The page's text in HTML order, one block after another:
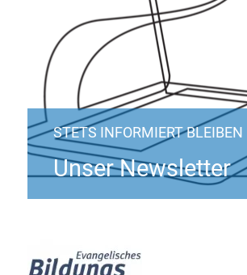
STETS INFORMIERT BLEIBEN
Unser Newsletter